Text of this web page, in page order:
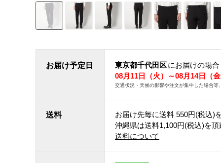
お届け予定日 東京都千代田区にお届けの場合
08月11日（火）～08月14日（
交通状況・天候の影響や注文が集中した場合
送料 お届け先毎に送料 550円(税込)
沖縄県は送料1,100円(税込)を
送料について